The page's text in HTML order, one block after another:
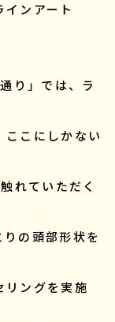
ンアート
り」では、ラ
こにしかない
れていただく
の頭部形状を
リングを実施